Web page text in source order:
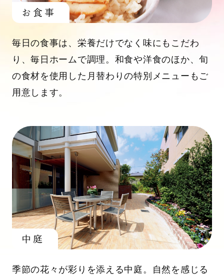
お食事
毎日の食事は、栄養だけでなく味にもこだわ
り、毎日ホームで調理。和食や洋食のほか、旬
の食材を使用した月替わりの特別メニューもご
用意します。
中庭
季節の花々が彩りを添える中庭。自然を感じる